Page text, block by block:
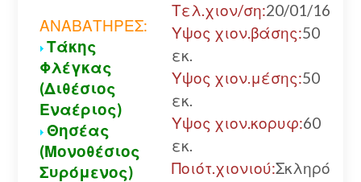
ΑΝΑΒΑΤΗΡΕΣ:
Τάκης
Φλέγκας
(Διθέσιος
Εναέριος)
Θησέας
(Μονοθέσιος
Συρόμενος)
Τελ.χιον/ση:20/01/16
Υψος χιον.βάσης:50
εκ.
Υψος χιον.μέσης:50
εκ.
Υψος χιον.κορυφ:60
εκ.
Ποιότ.χιονιού:Σκληρό